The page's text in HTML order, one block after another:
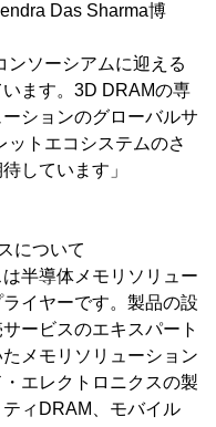
Das Sharma博
ンソーシアムに迎える
ます。3D DRAMの専
ションのグローバルサ
トエコシステムのさ
しています」
について
半導体メモリソリュー
イヤーです。製品の設
ービスのエキスパート
メモリソリューション
エレクトロニクスの製
ィDRAM、モバイル